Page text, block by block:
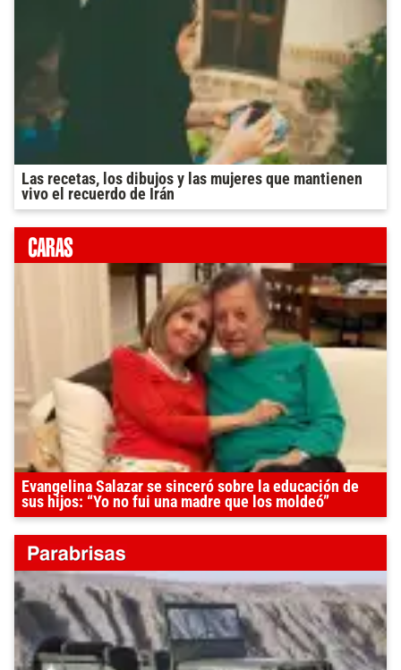
Las recetas, los dibujos y las mujeres que mantienen
vivo el recuerdo de Irán
Evangelina Salazar se sinceró sobre la educación de
sus hijos: “Yo no fui una madre que los moldeó”